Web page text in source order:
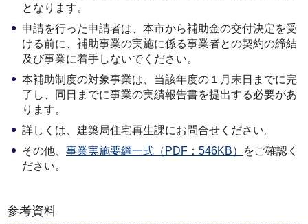
となります。
申請を行った申請者は、本市から補助金の交付決定を受
ける前に、補助事業の実施に係る事業者との契約の締結
及び事業に着手しないでください。
本補助制度の対象事業は、当該年度の１月末日までに完
了し、同日までに事業の実績報告書を提出する必要があ
ります。
詳しくは、建築局住宅再生課にお問合せください。
その他、 事業実施要綱一式（PDF：546KB）
をご確認く
ださい。
参考資料